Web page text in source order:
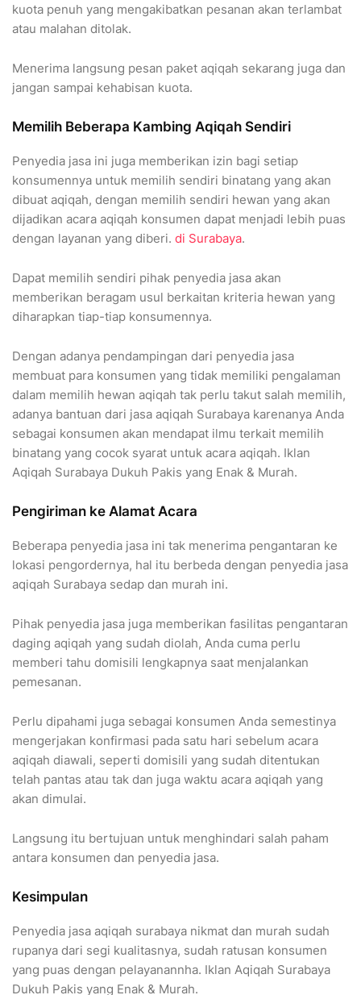
kuota penuh yang mengakibatkan pesanan akan terlambat
atau malahan ditolak.
Menerima langsung pesan paket aqiqah sekarang juga dan
jangan sampai kehabisan kuota.
Memilih Beberapa Kambing Aqiqah Sendiri
Penyedia jasa ini juga memberikan izin bagi setiap
konsumennya untuk memilih sendiri binatang yang akan
dibuat aqiqah, dengan memilih sendiri hewan yang akan
dijadikan acara aqiqah konsumen dapat menjadi lebih puas
dengan layanan yang diberi. di Surabaya.
Dapat memilih sendiri pihak penyedia jasa akan
memberikan beragam usul berkaitan kriteria hewan yang
diharapkan tiap-tiap konsumennya.
Dengan adanya pendampingan dari penyedia jasa
membuat para konsumen yang tidak memiliki pengalaman
dalam memilih hewan aqiqah tak perlu takut salah memilih,
adanya bantuan dari jasa aqiqah Surabaya karenanya Anda
sebagai konsumen akan mendapat ilmu terkait memilih
binatang yang cocok syarat untuk acara aqiqah. Iklan
Aqiqah Surabaya Dukuh Pakis yang Enak & Murah.
Pengiriman ke Alamat Acara
Beberapa penyedia jasa ini tak menerima pengantaran ke
lokasi pengordernya, hal itu berbeda dengan penyedia jasa
aqiqah Surabaya sedap dan murah ini.
Pihak penyedia jasa juga memberikan fasilitas pengantaran
daging aqiqah yang sudah diolah, Anda cuma perlu
memberi tahu domisili lengkapnya saat menjalankan
pemesanan.
Perlu dipahami juga sebagai konsumen Anda semestinya
mengerjakan konfirmasi pada satu hari sebelum acara
aqiqah diawali, seperti domisili yang sudah ditentukan
telah pantas atau tak dan juga waktu acara aqiqah yang
akan dimulai.
Langsung itu bertujuan untuk menghindari salah paham
antara konsumen dan penyedia jasa.
Kesimpulan
Penyedia jasa aqiqah surabaya nikmat dan murah sudah
rupanya dari segi kualitasnya, sudah ratusan konsumen
yang puas dengan pelayanannha. Iklan Aqiqah Surabaya
Dukuh Pakis yang Enak & Murah.